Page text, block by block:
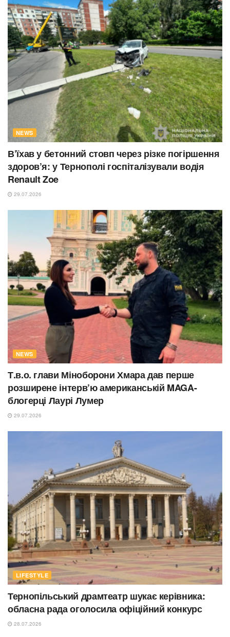
NEWS
В’їхав у бетонний стовп через різке погіршення
здоров’я: у Тернополі госпіталізували водія
Renault Zoe
29.07.2026
NEWS
Т.в.о. глави Міноборони Хмара дав перше
розширене інтерв’ю американській MAGA-
блогерці Лаурі Лумер
29.07.2026
LIFESTYLE
Тернопільський драмтеатр шукає керівника:
обласна рада оголосила офіційний конкурс
28.07.2026